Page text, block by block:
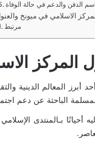
الدفن والدعم في حالة الوفاة
الاسلامي في ميونخ
مرتبط
المركز
المسلمة الباحثة عن دعم
أحيانًا بـالمنتدى